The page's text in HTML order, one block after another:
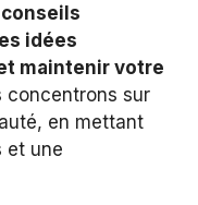
conseils
idées
maintenir votre
concentrons sur
en mettant
et une